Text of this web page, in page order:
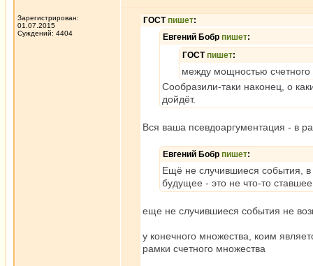
Зарегистрирован:
01.07.2015
Суждений: 4404
ГОСТпишет:
Евгений Бобр пишет:
ГОСТпишет:
между мощностью
Сообразили-таки наконец, о
дойдёт.
Вся ваша псевдоаргументация - в
Евгений Бобр пишет:
Ещё не случившиеся события,
будущее - это не что-то
еще не случившиеся события не
у конечного множества, коим
рамки счетного множества